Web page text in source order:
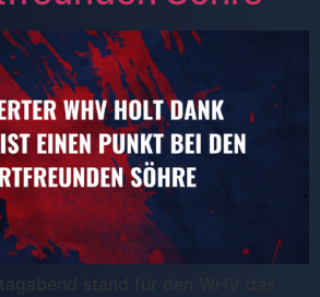
stand für den WHV das